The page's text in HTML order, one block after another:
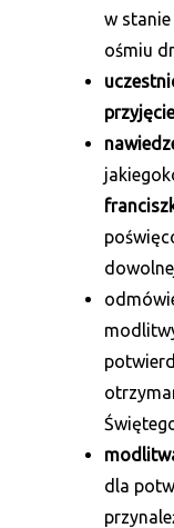
w stanie
ośmiu
dla